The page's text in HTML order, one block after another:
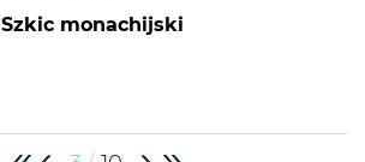
Szkic monachijski